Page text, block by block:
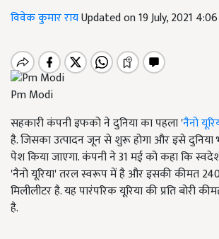
विवेक कुमार रायUpdated on 19 July, 2021
Pm Modi
सहकारी कंपनी इफको ने दुनिया का पहला 'नैनो
है. जिसका उत्पादन जून से शुरू होगा और इसे
पेश किया जाएगा. कंपनी ने 31 मई को कहा कि
'नैनो यूरिया' तरल स्वरूप में है और इसकी कीमत
मिलीलीटर है. यह पारंपरिक यूरिया की प्रति बोरी
है.